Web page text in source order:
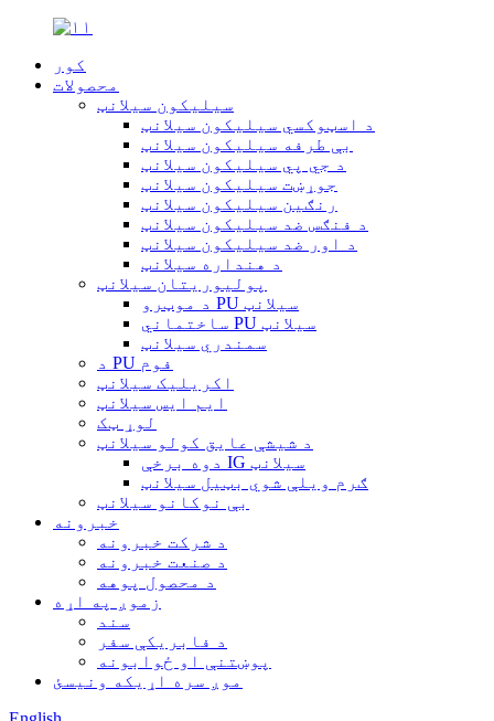
کور
محصولات
سیلیکون سیلانټ
د اسټوکسي سیلیکون سیلانټ
بې طرفه سیلیکون سیلانټ
د جي پي سیلیکون سیلانټ
جوړښت سیلیکون سیلانټ
رنګین سیلیکون سیلانټ
د فنګس ضد سیلیکون سیلانټ
د اور ضد سیلیکون سیلانټ
د هنداره سیلانټ
پولیوریتان سیلانټ
د موټرو PU سیلانټ
ساختماني PU سیلانټ
سمندري سیلانټ
د PU فوم
اکریلیک سیلانټ
ایم ایس سیلانټ
لوړ ټک
د شیشې عایق کولو سیلانټ
دوه برخې IG سیلانټ
ګرم ویلې شوي بټیل سیلانټ
بې نوکانو سیلانټ
خبرونه
د شرکت خبرونه
د صنعت خبرونه
د محصول پوهه
زموږ په اړه
سند
د فابریکې سفر
پوښتنې او ځوابونه
موږ سره اړیکه ونیسئ